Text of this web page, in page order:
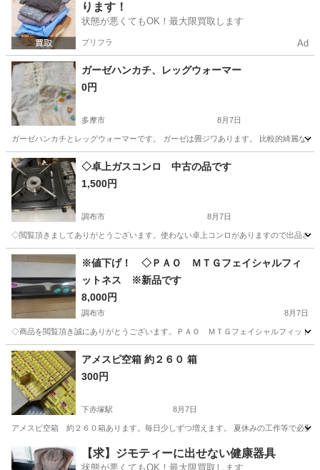
ります！
状態が悪くてもOK！最大限買取します
プリフラ Ad
ガーゼハンカチ、レッグウォーマー
0円
多摩市 8月7日
ガーゼハンカチとレッグウォーマーです。 ガーゼは畳ジワあります。 比較的綺麗な
東京 多摩市 その他
◇卓上ガスコンロ 中古の品です
1,500円
調布市 8月7日
◇閲覧頂きましてありがとうございます。使わない卓上コンロがありますので出品さ
東京 調布市 その他 ガスコンロ
※値下げ！ ◇ＰＡＯ ＭＴＧフェイシャルフィ
ットネス ※新品です
8,000円
調布市 8月7日
◇商品を閲覧頂き誠にありがとうございます。ＰＡＯ ＭＴＧフェイシャルフィット
東京 調布市 その他 MTGアメスピ空箱 約２６０ 箱
300円
下赤塚駅 8月7日
アメスピ空箱 約２６０箱あります。毎日少しずつ増えます。 夏休みの工作等で必要
東京 練馬区 下赤塚駅 その他
【求】ジモティーに出せない健康器具
状態が悪くてもOK！最大限買取します